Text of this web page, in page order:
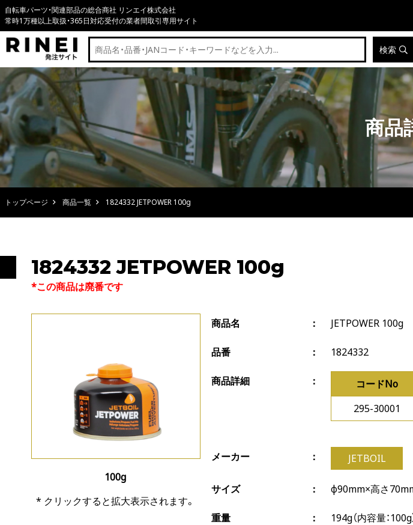
自転車パーツ・関連部品の総合商社 リンエイ株式会社
常時1万種以上取扱・365日対応受付の業者間取引専用サイト
検索
商品
トップページ 商品一覧 1824332 JETPOWER 100g
1824332 JETPOWER 100g
*この商品は廃番です
100g
* クリックすると拡大表示されます。
商品名 JETPOWER 100g
品番 1824332
商品詳細 コードNo
295-30001
メーカー JETBOIL
サイズ φ90mm×高さ
重量 194g（内容量：100g